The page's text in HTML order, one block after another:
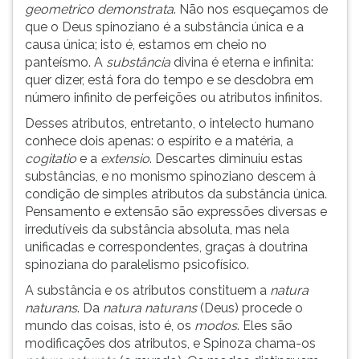
geometrico demonstrata. Não nos esqueçamos de
que o Deus spinoziano é a substância única e a
causa única; isto é, estamos em cheio no
panteísmo. A substância divina é eterna e infinita:
quer dizer, está fora do tempo e se desdobra em
número infinito de perfeições ou atributos infinitos.
Desses atributos, entretanto, o intelecto humano
conhece dois apenas: o espírito e a matéria, a
cogitatio e a extensio. Descartes diminuiu estas
substâncias, e no monismo spinoziano descem à
condição de simples atributos da substância única.
Pensamento e extensão são expressões diversas e
irredutíveis da substância absoluta, mas nela
unificadas e correspondentes, graças à doutrina
spinoziana do paralelismo psicofísico.
A substância e os atributos constituem a natura
naturans. Da natura naturans(Deus) procede o
mundo das coisas, isto é, os modos. Eles são
modificações dos atributos, e Spinoza chama-os